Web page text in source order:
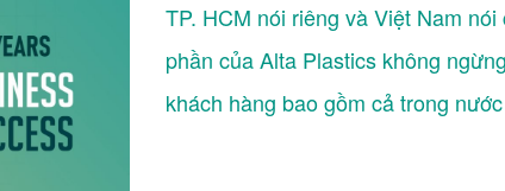
TP. HCM nói riêng và Việt Nam
phần của Alta Plastics không
khách hàng bao gồm cả trong